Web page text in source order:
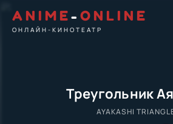
ANIME- ONLINE
ОНЛАЙН-КИНОТЕАТР
Треугольник
AYAKASHI